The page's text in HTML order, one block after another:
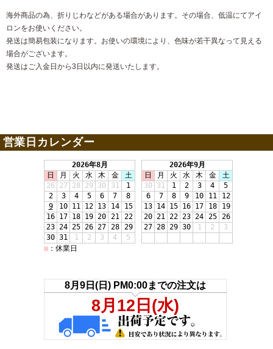
海外商品の為、折りじわなどがある場合があります。その場合、低温にてアイ
ロンをお使いください。
発送は簡易包装になります。お使いの環境により、色味が若干異なって見える
場合がございます。
発送はご入金日から3日以内に発送いたします。
営業日カレンダー